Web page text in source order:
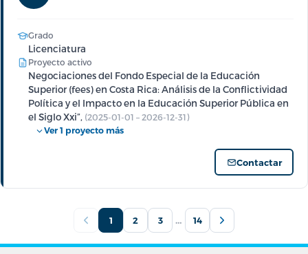
Grado
Licenciatura
Proyecto activo
Negociaciones del Fondo Especial de la Educación
Superior (fees) en Costa Rica: Análisis de la Conflictividad
Política y el Impacto en la Educación Superior Pública en
el Siglo Xxi”, (2025-01-01 – 2026-12-31)
Ver 1 proyecto más
Contactar
1 2 3 … 14